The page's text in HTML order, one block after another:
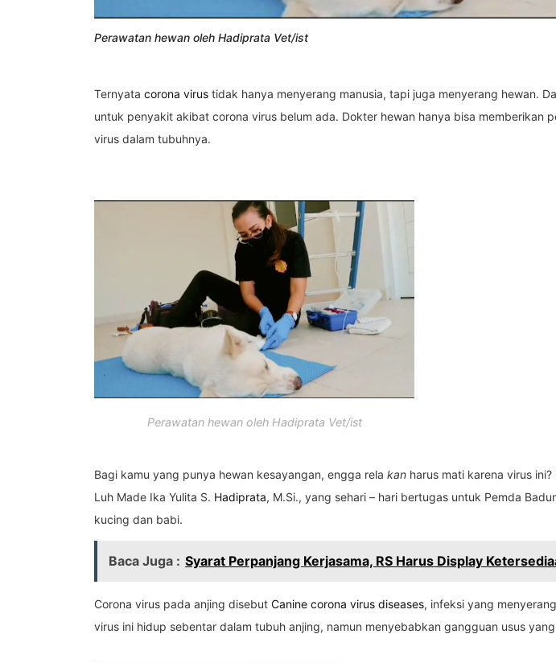
Perawatan hewan oleh Hadiprata Vet/ist
Ternyata corona virus tidak hanya menyerang manusia, tapi juga menyerang hewan.
untuk penyakit akibat corona virus belum ada. Dokter hewan hanya bisa
virus dalam tubuhnya.
Perawatan hewan oleh Hadiprata Vet/ist
Bagi kamu yang punya hewan kesayangan, engga rela kan harus mati karena virus
Luh Made Ika Yulita S. Hadiprata, M.Si., yang sehari – hari bertugas untuk Pemda
kucing dan babi.
Baca Juga : Syarat Perpanjang Kerjasama, RS Harus Display
Corona virus pada anjing disebut Canine corona virus diseases, infeksi yang
virus ini hidup sebentar dalam tubuh anjing, namun menyebabkan gangguan usus